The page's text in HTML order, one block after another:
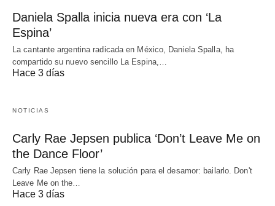
Daniela Spalla inicia nueva era con ‘La
Espina’
La cantante argentina radicada en México, Daniela Spalla, ha
compartido su nuevo sencillo La Espina,…
Hace 3 días
NOTICIAS
Carly Rae Jepsen publica ‘Don’t Leave Me on
the Dance Floor’
Carly Rae Jepsen tiene la solución para el desamor: bailarlo. Don't
Leave Me on the…
Hace 3 días